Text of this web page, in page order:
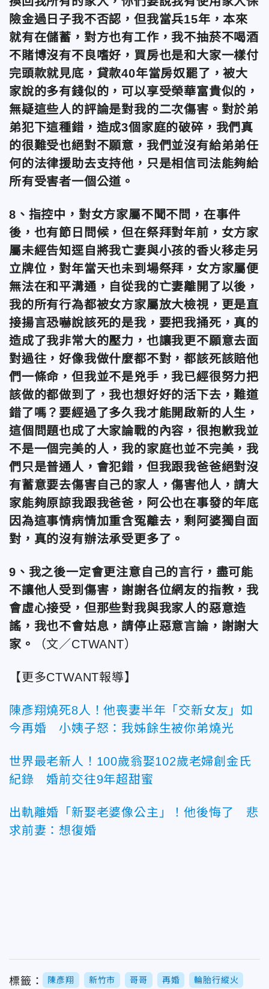
險金過日子我不否認，但我當兵15年，本來
就有在儲蓄，對方也有工作，我不抽菸不喝酒
不賭博沒有不良嗜好，買房也是和大家一樣付
完頭款就見底，貸款40年當房奴罷了，被大
家說的多有錢似的，可以享受榮華富貴似的，
無疑這些人的評論是對我的二次傷害。對於弟
弟犯下這種錯，造成3個家庭的破碎，我們真
的很難受也絕對不願意，我們並沒有給弟弟任
何的法律援助去支持他，只是相信司法能夠給
所有受害者一個公道。
8、指控中，對女方家屬不聞不問，在事件
後，也有節日問候，但在祭拜對年前，女方家
屬未經告知逕自將我亡妻與小孩的香火移走另
立牌位，對年當天也未到場祭拜，女方家屬便
無法在和平溝通，自從我的亡妻離開了以後，
我的所有行為都被女方家屬放大檢視，更是直
接揚言恐嚇說該死的是我，要把我捅死，真的
造成了我非常大的壓力，也讓我更不願意去面
對過往，好像我做什麼都不對，都該死該賠他
們一條命，但我並不是兇手，我已經很努力把
該做的都做到了，我也想好好的活下去，難道
錯了嗎？要經過了多久我才能開啟新的人生，
這個問題也成了大家論戰的內容，很抱歉我並
不是一個完美的人，我的家庭也並不完美，我
們只是普通人，會犯錯，但我跟我爸爸絕對沒
有蓄意要去傷害自己的家人，傷害他人，請大
家能夠原諒我跟我爸爸，阿公也在事發的年底
因為這事情病情加重含冤離去，剩阿婆獨自面
對，真的沒有辦法承受更多了。
9、我之後一定會更注意自己的言行，盡可能
不讓他人受到傷害，謝謝各位網友的指教，我
會虛心接受，但那些對我與我家人的惡意造
謠，我也不會姑息，請停止惡意言論，謝謝大
家。
（文／CTWANT）
【更多CTWANT報導】
陳彥翔燒死8人！他喪妻半年「交新女友」如
今再婚 小姨子怒：我姊餘生被你弟燒光
世界最老新人！100歲翁娶102歲老婦創金氏
紀錄 婚前交往9年超甜蜜
出軌離婚「新娶老婆像公主」！他後悔了 悲
求前妻：想復婚
標籤： 陳彥翔 新竹市 哥哥 再婚 輪胎行縱火